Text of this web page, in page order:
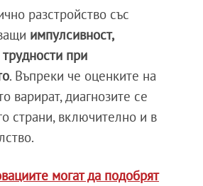
разстройство със
импулсивност,
при
. Въпреки че оценките на
варират, диагнозите се
страни, включително и в
могат да подобрят